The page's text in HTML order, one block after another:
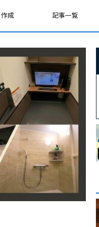
成 記事一覧